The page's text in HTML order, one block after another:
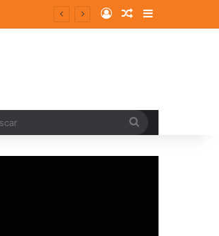
Log InRandom Article
Sidebar